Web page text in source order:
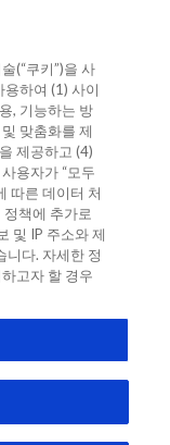
고리즘의
즘의 이유
시아
(“쿠키”)을 사
하여 (1) 사이
, 기능하는 방
맞춤화를 제
제공하고 (4)
용자가 “모두
따른 데이터 처
책에 추가로
및 IP 주소와 제
니다. 자세한 정
고자 할 경우